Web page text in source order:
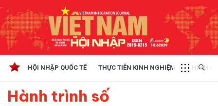
HỘI NHẬP QUỐC TẾ THỰC TIỄN KINH NGHIỆM CHÍNH
Hành trình số